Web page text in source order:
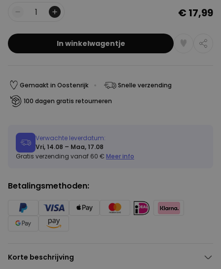
€ 17,99
In winkelwagentje
Gemaakt in Oostenrijk
Snelle verzending
100 dagen gratis retourneren
Verwachte leverdatum:
Vri, 14.08 – Maa, 17.08
Gratis verzending vanaf 60 € Meer info
Betalingsmethoden:
Korte beschrijving